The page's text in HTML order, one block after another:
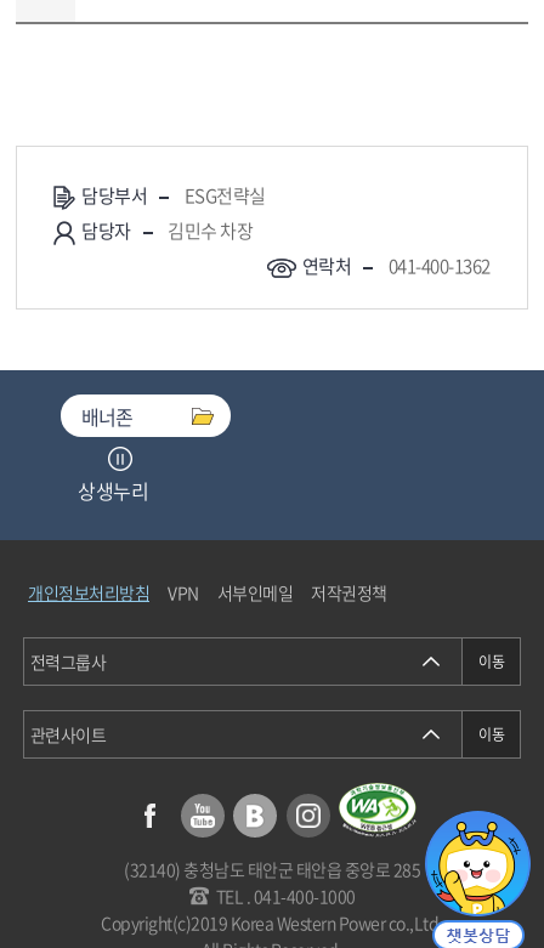
담당부서
ESG전략실
담당자
김민수 차장
연락처
041-400-1362
배너존
상생누리
중소기업기술마켓
청탁금지법통합검색
개인정보분쟁조정위원회
개인정보처리방침 VPN 서부인메일 저작권정책
(32140) 충청남도 태안군 태안읍 중앙로 285
TEL . 041-400-1000
Copyright(c)2019 Korea Western Power co.,Ltd.